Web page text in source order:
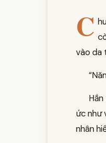
C
vào da
ức như
nhân